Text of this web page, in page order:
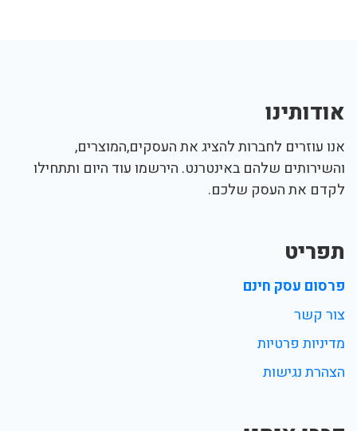
אודותינו
אנו עוזרים לחברות להציג את העסקים,המוצרים,
והשירותים שלהם באינטרנט. הירשמו עוד היום ותתחילו
לקדם את העסק שלכם.
תפריט
פרסום עסק חינם
צור קשר
מדיניות פרטיות
הצהרת נגישות